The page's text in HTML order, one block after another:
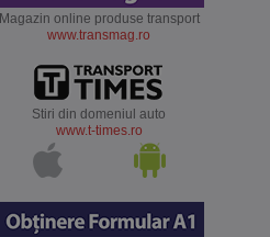
Magazin online produse transport
www.transmag.ro
Stiri din domeniul auto
www.t-times.ro